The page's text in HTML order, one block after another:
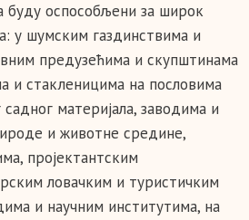
оспособљени за широк
у шумским газдинствима и
предузећима и скупштинама
и стакленицима на пословима
материјала, заводима и
и животне средине,
пројектантским
ловачким и туристичким
и научним институтима, на